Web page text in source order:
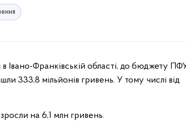
333,8 мільйонів гривень. У тому числі від
на 6,1 млн гривень.